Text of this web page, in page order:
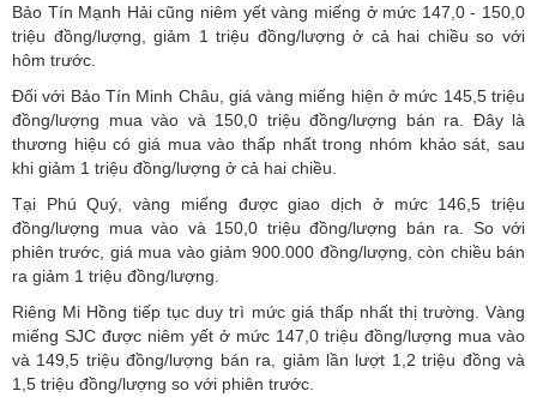
Bảo Tín Mạnh Hải cũng niêm yết vàng miếng ở mức 147,0 - 150,0
triệu đồng/lượng, giảm 1 triệu đồng/lượng ở cả hai chiều so với
hôm trước.
Đối với Bảo Tín Minh Châu, giá vàng miếng hiện ở mức 145,5 triệu
đồng/lượng mua vào và 150,0 triệu đồng/lượng bán ra. Đây là
thương hiệu có giá mua vào thấp nhất trong nhóm khảo sát, sau
khi giảm 1 triệu đồng/lượng ở cả hai chiều.
Tại Phú Quý, vàng miếng được giao dịch ở mức 146,5 triệu
đồng/lượng mua vào và 150,0 triệu đồng/lượng bán ra. So với
phiên trước, giá mua vào giảm 900.000 đồng/lượng, còn chiều bán
ra giảm 1 triệu đồng/lượng.
Riêng Mi Hồng tiếp tục duy trì mức giá thấp nhất thị trường. Vàng
miếng SJC được niêm yết ở mức 147,0 triệu đồng/lượng mua vào
và 149,5 triệu đồng/lượng bán ra, giảm lần lượt 1,2 triệu đồng và
1,5 triệu đồng/lượng so với phiên trước.